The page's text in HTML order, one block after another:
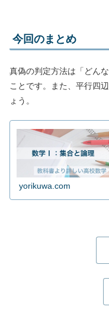
今回のまとめ
真偽の判定方法は「どんな
ことです。また、平行四
ょう。
yorikuwa.com